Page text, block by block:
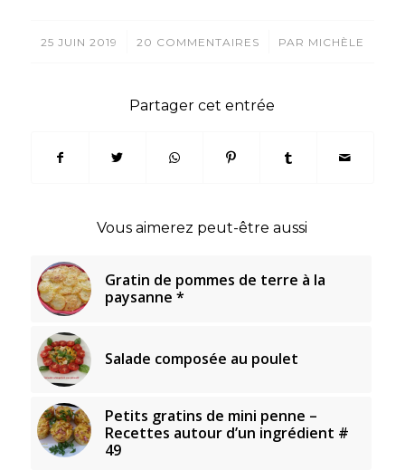
25 JUIN 2019
/ 20 COMMENTAIRES
/ PAR MICHÈLE
Partager cet entrée
Vous aimerez peut-être aussi
Gratin de pommes de terre à la
paysanne *
Salade composée au poulet
Petits gratins de mini penne –
Recettes autour d’un ingrédient #
49